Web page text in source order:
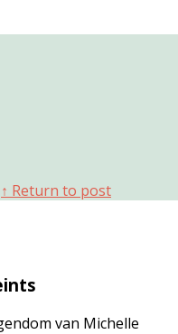
↑ Return to post
van Michelle